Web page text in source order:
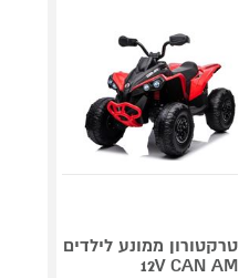
טרקטורון ממונע לילדים
12V CAN AM